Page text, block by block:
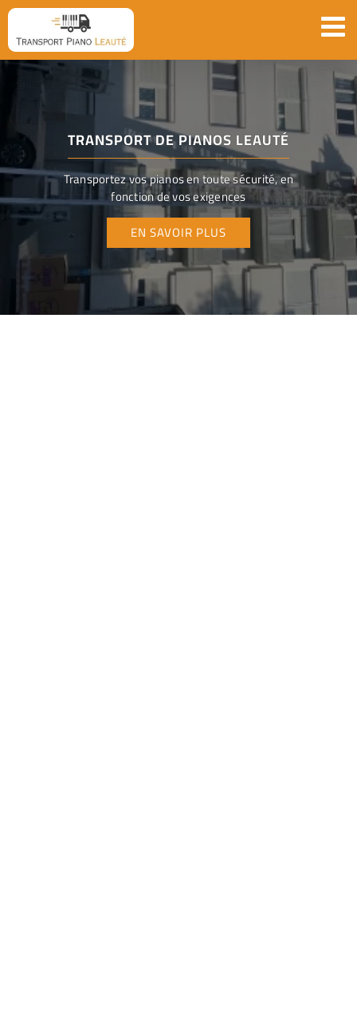
Passer
contenu
TRANSPORT DE PIANOS LEAUTÉ
Transportez vos pianos en toute sécurité, en
fonction de vos exigences
EN SAVOIR PLUS